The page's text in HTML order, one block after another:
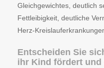
Gleichgewichtes, deutlich
Fettleibigkeit, deutliche
Herz-
Entscheiden Sie
ihr Kind fördert und